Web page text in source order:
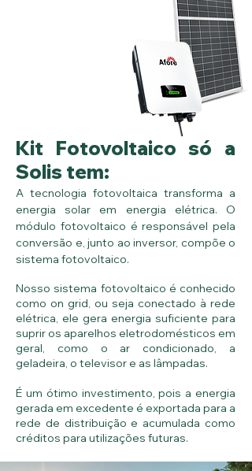
Kit Fotovoltaico só a
Solis tem:
A tecnologia fotovoltaica transforma a
energia solar em energia elétrica. O
módulo fotovoltaico é responsável pela
conversão e, junto ao inversor, compõe o
sistema fotovoltaico.
Nosso sistema fotovoltaico é conhecido
como on grid, ou seja conectado à rede
elétrica, ele gera energia suficiente para
suprir os aparelhos eletrodomésticos em
geral, como o ar condicionado, a
geladeira, o televisor e as lâmpadas.
É um ótimo investimento, pois a energia
gerada em excedente é exportada para a
rede de distribuição e acumulada como
créditos para utilizações futuras.